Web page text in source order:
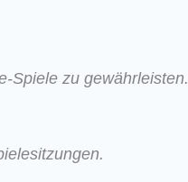
Spiele zu gewährleisten.